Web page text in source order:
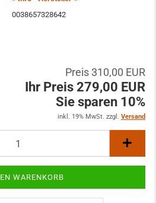
0038657328642
Preis 310,00 EUR
Ihr Preis 279,00 EUR
Sie sparen 10%
inkl. 19% MwSt. zzgl. Versand